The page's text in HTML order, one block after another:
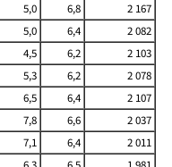
5,0 6,8
2 167
5,0 6,4
2 082
4,5 6,2
2 103
5,3 6,2
2 078
6,5 6,4
2 107
7,8 6,6
2 037
7,1 6,4
2 011